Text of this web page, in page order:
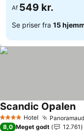
Af 549 kr.
Se priser fra 15
4 StjernerHotel
Scandic Opalen
8,0 Meget godt 12.761